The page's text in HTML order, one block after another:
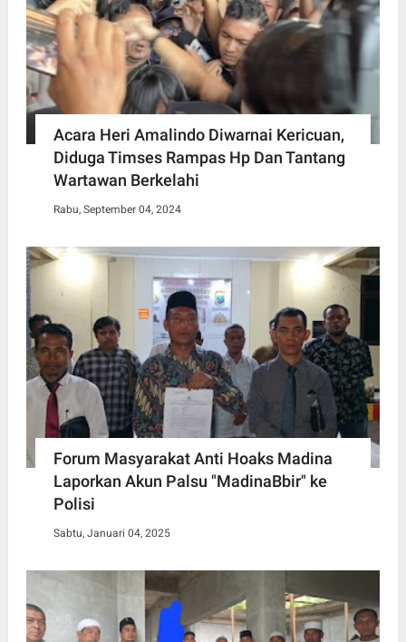
Acara Heri Amalindo Diwarnai Kericuan,
Diduga Timses Rampas Hp Dan Tantang
Wartawan Berkelahi
Rabu, September 04, 2024
Forum Masyarakat Anti Hoaks Madina
Laporkan Akun Palsu "MadinaBbir" ke
Polisi
Sabtu, Januari 04, 2025